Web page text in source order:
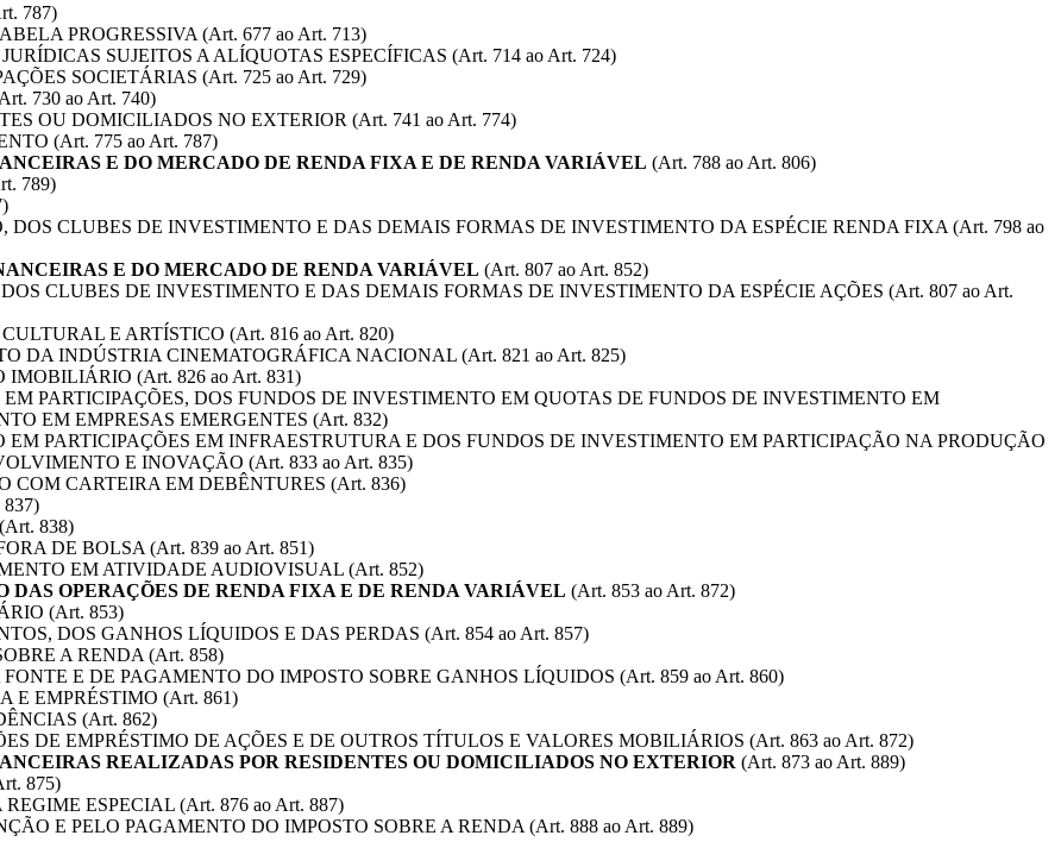
787)
PROGRESSIVA (Art. 677 ao Art. 713)
SUJEITOS A ALÍQUOTAS ESPECÍFICAS (Art. 714 ao Art. 724)
SOCIETÁRIAS (Art. 725 ao Art. 729)
730 ao Art. 740)
OU DOMICILIADOS NO EXTERIOR (Art. 741 ao Art. 774)
(Art. 775 ao Art. 787)
E DO MERCADO DE RENDA FIXA E DE RENDA VARIÁVEL (Art. 788 ao Art. 806)
789)
CLUBES DE INVESTIMENTO E DAS DEMAIS FORMAS DE INVESTIMENTO DA ESPÉCIE RENDA FIXA (Art. 798 ao
E DO MERCADO DE RENDA VARIÁVEL (Art. 807 ao Art. 852)
CLUBES DE INVESTIMENTO E DAS DEMAIS FORMAS DE INVESTIMENTO DA ESPÉCIE AÇÕES (Art. 807 ao Art.
E ARTÍSTICO (Art. 816 ao Art. 820)
DA INDÚSTRIA CINEMATOGRÁFICA NACIONAL (Art. 821 ao Art. 825)
(Art. 826 ao Art. 831)
PARTICIPAÇÕES, DOS FUNDOS DE INVESTIMENTO EM QUOTAS DE FUNDOS DE INVESTIMENTO EM
EM EMPRESAS EMERGENTES (Art. 832)
PARTICIPAÇÕES EM INFRAESTRUTURA E DOS FUNDOS DE INVESTIMENTO EM PARTICIPAÇÃO NA PRODUÇÃO
E INOVAÇÃO (Art. 833 ao Art. 835)
CARTEIRA EM DEBÊNTURES (Art. 836)
838)
DE BOLSA (Art. 839 ao Art. 851)
EM ATIVIDADE AUDIOVISUAL (Art. 852)
DAS OPERAÇÕES DE RENDA FIXA E DE RENDA VARIÁVEL (Art. 853 ao Art. 872)
(Art. 853)
DOS GANHOS LÍQUIDOS E DAS PERDAS (Art. 854 ao Art. 857)
A RENDA (Art. 858)
E DE PAGAMENTO DO IMPOSTO SOBRE GANHOS LÍQUIDOS (Art. 859 ao Art. 860)
E EMPRÉSTIMO (Art. 861)
(Art. 862)
DE EMPRÉSTIMO DE AÇÕES E DE OUTROS TÍTULOS E VALORES MOBILIÁRIOS (Art. 863 ao Art. 872)
REALIZADAS POR RESIDENTES OU DOMICILIADOS NO EXTERIOR (Art. 873 ao Art. 889)
875)
ESPECIAL (Art. 876 ao Art. 887)
E PELO PAGAMENTO DO IMPOSTO SOBRE A RENDA (Art. 888 ao Art. 889)